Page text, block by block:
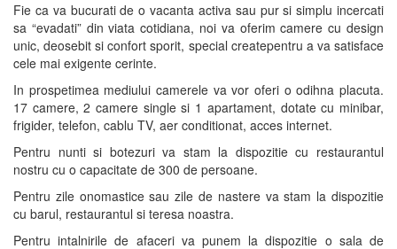
Fie ca va bucurati de o vacanta activa sau pur si simplu incercati
sa “evadati” din viata cotidiana, noi va oferim camere cu design
unic, deosebit si confort sporit, special createpentru a va satisface
cele mai exigente cerinte.
In prospetimea mediului camerele va vor oferi o odihna placuta.
17 camere, 2 camere single si 1 apartament, dotate cu minibar,
frigider, telefon, cablu TV, aer conditionat, acces internet.
Pentru nunti si botezuri va stam la dispozitie cu restaurantul
nostru cu o capacitate de 300 de persoane.
Pentru zile onomastice sau zile de nastere va stam la dispozitie
cu barul, restaurantul si teresa noastra.
Pentru intalnirile de afaceri va punem la dispozitie o sala de